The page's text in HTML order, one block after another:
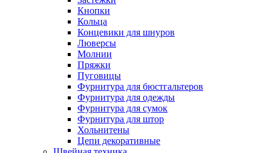
Кнопки
Кольца
Концевики для шнуров
Люверсы
Молнии
Пряжки
Пуговицы
Фурнитура для бюстгальтеров
Фурнитура для одежды
Фурнитура для сумок
Фурнитура для штор
Хольнитены
Цепи декоративные